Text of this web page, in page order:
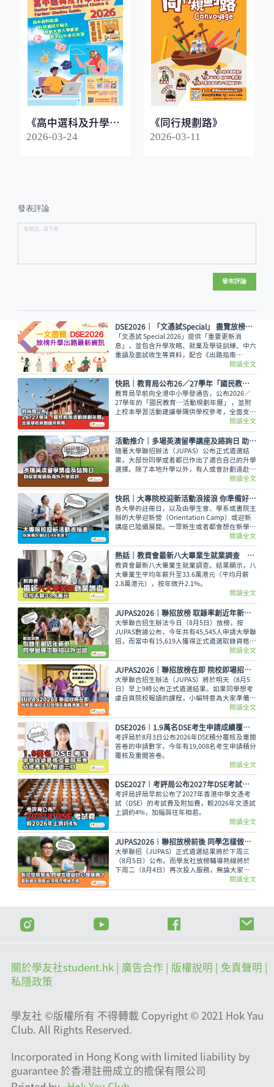
《高中選科及升學指
南2026》
2026-03-24
《同行規劃路》
2026-03-11
發表評論
發布評論
DSE2026│「文憑試Special」 盡覽放榜升學出路最新資訊
「文憑試 Special 2026」提供「重要更新消
息」，並包含升學攻略、就業及學徒訓練、中六
重讀及面試收生等資料，配合《出路指南
2026》讓讀者線上線下接收最全面的放榜動
向！
閱讀全文
快訊｜教育局公布26／27學年「國民教育活動規劃年曆」 支援學校規劃國民教育
教育局早前向全港中小學發通告，公布2026／
27學年的「國民教育─活動規劃年曆」 ，並附
上校本學習活動建議舉隅供學校參考，全面支援
閱讀全文
活動推介｜多場英澳留學講座及諮詢日 助你掌握最新海外升學資訊
隨著大學聯招辦法（JUPAS）公布正式遴選結
果，大部份同學或者都已作出了適合自己的升學
選擇。除了本地升學以外，有人或會計劃遠赴外
地學習，而在這個8月便有多場英國及澳洲大學
簽證及生活費等重要資訊。
閱讀全文
快訊｜大專院校迎新活動浪接浪 你準備好過U Life未呢？
各大學的註冊日，以及由學生會、學系或書院主
辦的大學迎新營（Orientation Camp）或迎新
講座已陸續展開。一眾新生或者都會想在新學年
早些適應新環境，結識到新的同學，迎接豐富精
彩的大學生活。
閱讀全文
熱話│教資會最新八大畢業生就業調查 平均年薪33.6萬元
教資會最新八大畢業生就業調查。結果顯示，八
大畢業生平均年薪升至33.6萬港元（平均月薪
2.8萬港元），按年微升2.1%。
閱讀全文
JUPAS2026｜聯招放榜 取錄率創近年新低 同學宜尋求聯招以外出路
大學聯合招生辦法今日（8月5日）放榜，按
JUPAS數據公布，今年共有45,545人申請大學聯
招，而當中有15,619人獲得正式遴選取錄資格，
佔整體申請人數僅34.29%，創下近年新低。即
使如此，未獲錄取的同學也不用氣餒，還可以多
留意聯招以外的選擇呢。
閱讀全文
JUPAS2026｜聯招放榜在即 院校即場招生日及物資準備清單一覽
大學聯合招生辦法（JUPAS）將於明天（8月5
日）早上9時公布正式遴選結果。如果同學想考
慮自資院校報讀的課程，小編特意為大家準備了
各大專院校的即場招生日詳情與物品準備清單，
讓大家今晚順利執拾行裝，安心休息。
閱讀全文
DSE2026︱1.9萬名DSE考生申請成績覆核及重閱答卷 佔總考生人數逾三成
考評局於8月3日公布2026年DSE積分覆核及重閱
答卷的申請數字，今年有19,008名考生申請積分
覆核及重閱答卷。
閱讀全文
DSE2027︱考評局公布2027年DSE考試費 較2026年上調約4%
考評局評局早前公布了2027年香港中學文憑考
試（DSE）的考試費及附加費，較2026年文憑試
上調約4%，加幅與往年相若。
閱讀全文
JUPAS2026︱聯招放榜前後 同學怎樣做好心理準備？面對過大困擾 必須尋求情緒支援
大學聯招（JUPAS）正式遴選結果將於下周三
（8月5日）公布。而學友社放榜輔導熱線將於
下周二（8月4日）再次投入服務，無論大家有
甚麼出路疑問，又或需要支援輔導、尋求專業意
見，都可致電2503 3399，與學友社輔導員盡情
閱讀全文
關於學友社student.hk | 廣告合作 | 版權說明
| 免責聲明 |
私隱政策
學友社 ©版權所有 不得轉載 Copyright © 2021 Hok Yau
Club. All Rights Reserved.
Incorporated in Hong Kong with limited liability by
guarantee 於香港註冊成立的擔保有限公司